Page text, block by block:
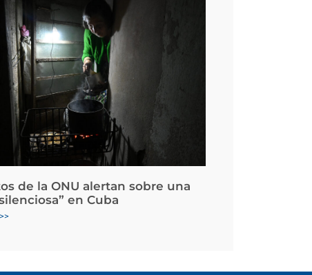
de la ONU alertan sobre una
en Cuba